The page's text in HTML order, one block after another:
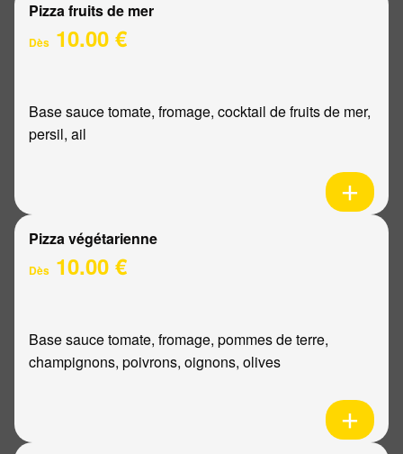
Pizza fruits de mer
Dès 10.00 €
Base sauce tomate, fromage, cocktail de fruits de mer,
persil, ail
Pizza végétarienne
Dès 10.00 €
Base sauce tomate, fromage, pommes de terre,
champignons, poivrons, oignons, olives